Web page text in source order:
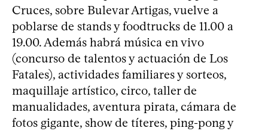
Cruces, sobre Bulevar Artigas, vuelve a
poblarse de stands y foodtrucks de 11.00 a
19.00. Además habrá música en vivo
(concurso de talentos y actuación de Los
Fatales), actividades familiares y sorteos,
maquillaje artístico, circo, taller de
manualidades, aventura pirata, cámara de
fotos gigante, show de títeres, ping-pong y